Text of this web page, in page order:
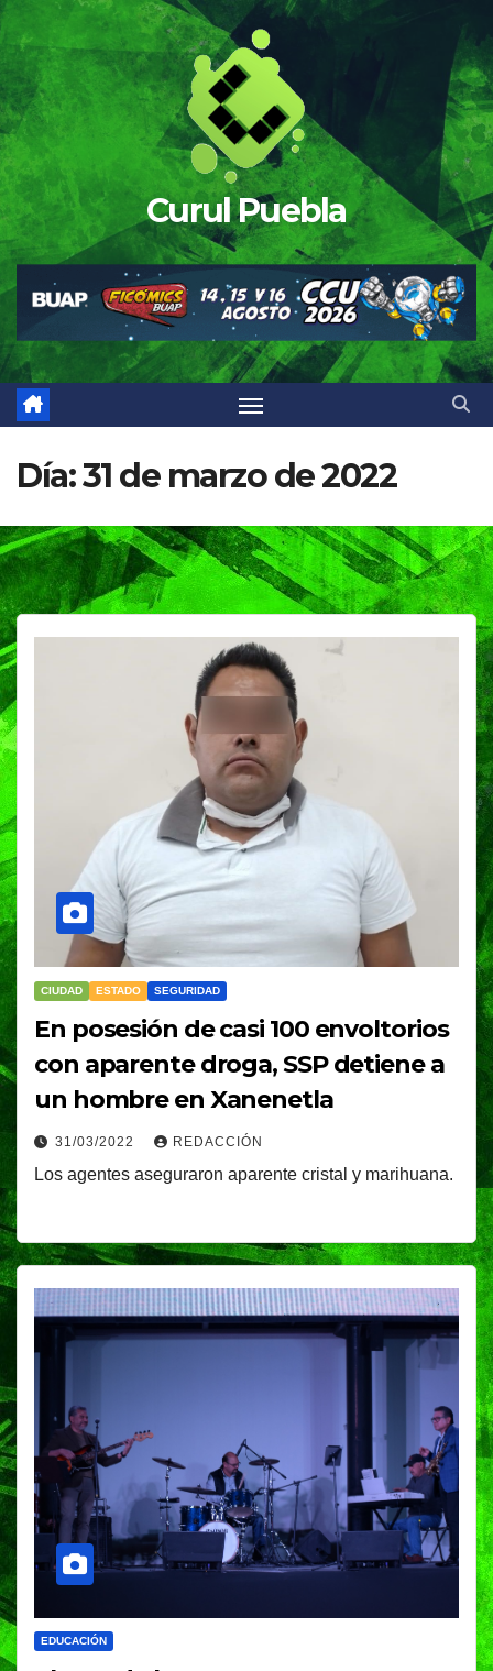
Saltar
al
contenido
Curul Puebla
Día:31 de marzo de 2022
CIUDAD ESTADO SEGURIDAD
En posesión de casi 100 envoltorios
con aparente droga, SSP detiene a
un hombre en Xanenetla
31/03/2022 REDACCIÓN
Los agentes aseguraron aparente cristal y marihuana.
EDUCACIÓN